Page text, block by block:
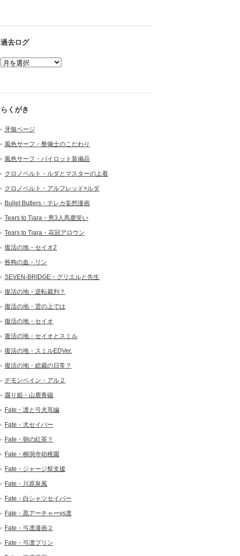
過去ログ
らくがき
牙狼ページ
風色サーフ・整備士のこだわり
風色サーフ・パイロット装備品
クロノベルト・ルダとマスターの上着
クロノベルト・アルフレッド×ルダ
Bullet Butlers・テレカ妄想漫画
Tears to Tiara・男3人馬鹿笑い
Tears to Tiara・花冠アロウン
復活の地・セイオ2
咎狗の血・リン
SEVEN-BRIDGE・グリエルと先生
復活の地・逆転裁判？
復活の地・雲の上では
復活の地・セイオ
復活の地・セイオとスミル
復活の地・スミルEDVer.
復活の地・総裁の日常？
デモンベイン・アル２
腐り姫・山鹿青磁
Fate・凛と弓犬耳編
Fate・犬セイバー
Fate・朝の紅茶？
Fate・柳洞寺幼稚園
Fate・ジャージ祭支援
Fate・川原泉風
Fate・白シャツセイバー
Fate・黒アーチャーvs凛
Fate・弓凛漫画２
Fate・弓凛プリン